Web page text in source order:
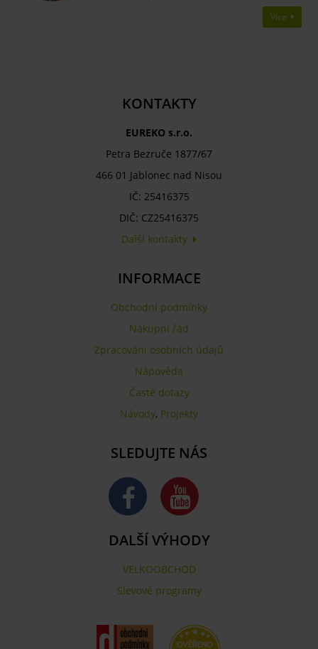
Více
KONTAKTY
EUREKO s.r.o.
Petra Bezruče 1877/67
466 01 Jablonec nad Nisou
IČ: 25416375
DIČ: CZ25416375
Další kontakty
INFORMACE
Obchodní podmínky
Nákupní řád
Zpracování osobních údajů
Nápověda
Časté dotazy
Návody, Projekty
SLEDUJTE NÁS
DALŠÍ VÝHODY
VELKOOBCHOD
Slevové programy